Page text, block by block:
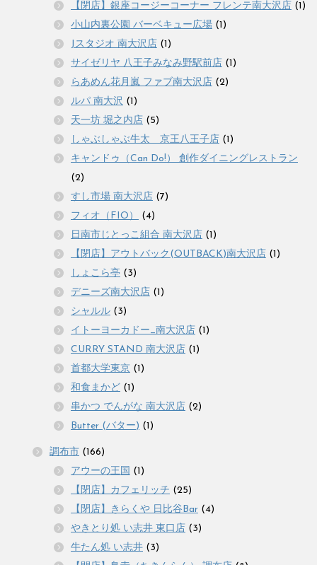
【閉店】銀座コージーコーナー フレンテ南大沢店 (1)
小山内裏公園 バーベキュー広場 (1)
Jスタジオ 南大沢店 (1)
サイゼリヤ 八王子みなみ野駅前店 (1)
らあめん花月嵐 ファブ南大沢店 (2)
ルパ 南大沢 (1)
天一坊 堀之内店 (5)
しゃぶしゃぶ牛太 京王八王子店 (1)
キャンドゥ（Can Do!） 創作ダイニングレストラン
(2)
すし市場 南大沢店 (7)
フィオ（FIO）
(4)
日南市じとっこ組合 南大沢店 (1)
【閉店】アウトバック(OUTBACK)南大沢店 (1)
しょこら亭 (3)
デニーズ南大沢店 (1)
シャルル (3)
イトーヨーカドー_南大沢店 (1)
CURRY STAND 南大沢店 (1)
首都大学東京 (1)
和食まかど (1)
串かつ でんがな 南大沢店 (2)
Butter (バター) (1)
調布市 (166)
アウーの王国 (1)
【閉店】カフェリッチ (25)
【閉店】きらくや 日比谷Bar (4)
やきとり処 い志井 東口店 (3)
牛たん処 い志井 (3)